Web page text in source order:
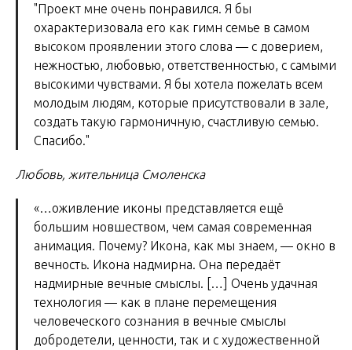
"Проект мне очень понравился. Я бы
охарактеризовала его как гимн семье в самом
высоком проявлении этого слова — с доверием,
нежностью, любовью, ответственностью, с самыми
высокими чувствами. Я бы хотела пожелать всем
молодым людям, которые присутствовали в зале,
создать такую гармоничную, счастливую семью.
Спасибо."
Любовь, жительница Смоленска
«…оживление иконы представляется ещё
большим новшеством, чем самая современная
анимация. Почему? Икона, как мы знаем, — окно в
вечность. Икона надмирна. Она передаёт
надмирные вечные смыслы. […] Очень удачная
технология — как в плане перемещения
человеческого сознания в вечные смыслы
добродетели, ценности, так и с художественной